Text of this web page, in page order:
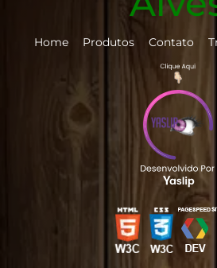
Home Produtos Contato